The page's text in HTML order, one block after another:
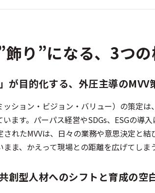
飾り”になる、3つ
」が目的化する、外圧主導のMVV
ッション・ビジョン・バリュー）の策定
います。パーパス経営やSDGs、ESGの導
されたMVVは、日々の業務や意思決定と
ま、かえって現場との距離を広げてしま
創型人材へのシフトと育成の空